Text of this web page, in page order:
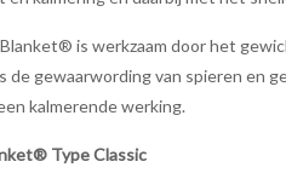
is werkzaam door het
de gewaarwording van spieren en
kalmerende werking.
Type Classic